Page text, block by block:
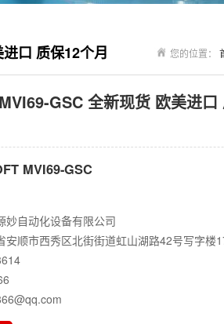
您的位置：
口 质保12个月
GSC 全新现货 欧美进口
MVI69-GSC
妙自动化设备有限公司
安顺市西秀区北街街道虹山湖路42号写字楼